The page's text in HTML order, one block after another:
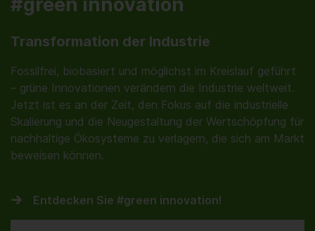
Transformation der Industrie
Fossilfrei, biobasiert und möglichst im Kreislauf geführt
– grüne Innovationen verändern die Industrie weltweit.
Jetzt ist es an der Zeit, den Fokus auf die industrielle
Skalierung und die Neugestaltung der Wertschöpfung für
nachhaltige Ökosysteme zu verlagern, die sich am Markt
beweisen können.
Entdecken Sie #green innovation!